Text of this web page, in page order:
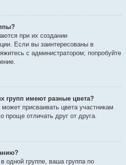
при их создании
Если вы заинтересованы в
с администратором; попробуйте
групп имеют разные цвета?
присваивать цвета участникам
проще отличать друг от друга.
одной группе, ваша группа по